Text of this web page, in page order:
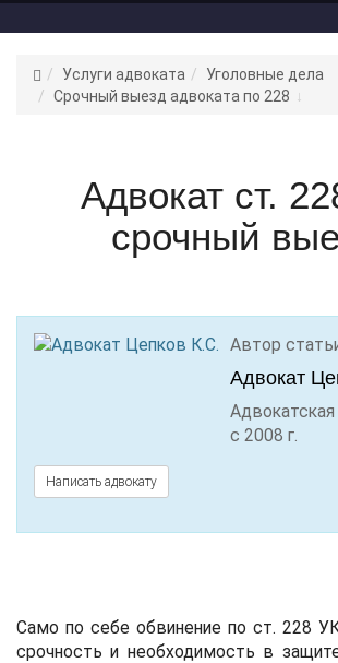
Адвокат
Цепков
Услуги адвоката
Уголовные дела
Срочный выезд адвоката по 228
Адвокат ст.
срочный
Автор
Адвокат
c 2008 г.
Написать адвокату
Само по себе обвинение по ст. 228
срочность и необходимость в